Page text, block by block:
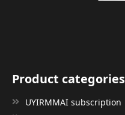
Product categories
UYIRMMAI subscription